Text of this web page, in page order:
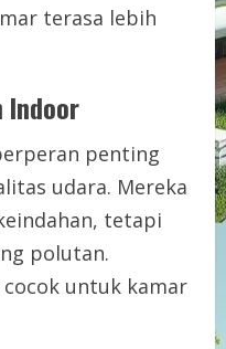
terasa lebih
Indoor
penting
udara. Mereka
tetapi
polutan.
untuk kamar